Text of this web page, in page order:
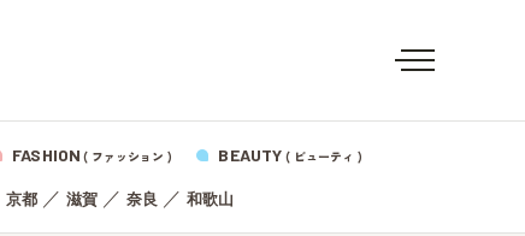
FASHION ( ファッション ) BEAUTY ( ビューティ )
京都／ 滋賀／ 奈良 ／ 和歌山